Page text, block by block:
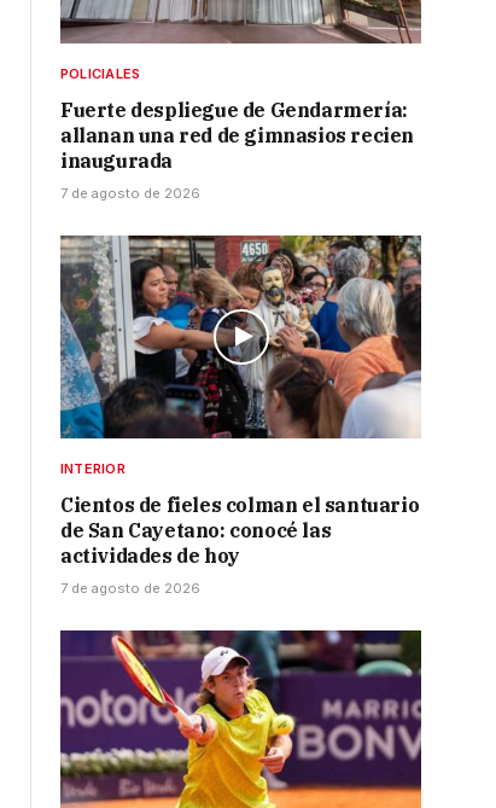
POLICIALES
Fuerte despliegue de Gendarmería:
allanan una red de gimnasios recien
inaugurada
7 de agosto de 2026
INTERIOR
Cientos de fieles colman el santuario
de San Cayetano: conocé las
actividades de hoy
7 de agosto de 2026